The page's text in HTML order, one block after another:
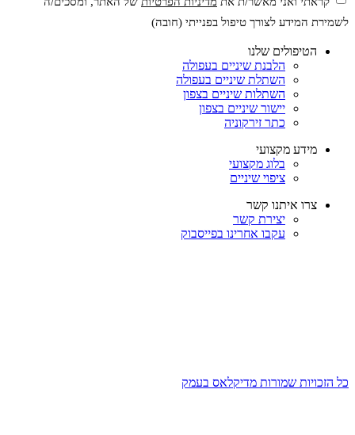
לשמירת המידע לצורך טיפול בפנייתי (חובה)
הטיפולים שלנו
הלבנת שיניים בעפולה
השתלת שיניים בעפולה
השתלות שיניים בצפון
יישור שיניים בצפון
כתר זירקוניה
מידע מקצועי
בלוג מקצועי
ציפוי שיניים
צרו איתנו קשר
יצירת קשר
עקבו אחרינו בפייסבוק
כל הזכויות שמורות מדיקלאס בעמק